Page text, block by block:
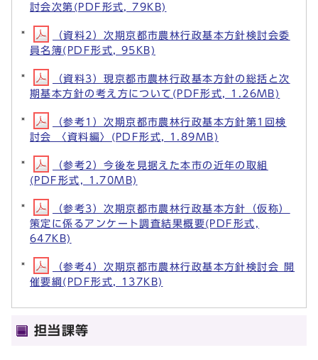
討会次第(PDF形式, 79KB)
（資料2）次期京都市農林行政基本方針検討会委
員名簿(PDF形式, 95KB)
（資料3）現京都市農林行政基本方針の総括と次
期基本方針の考え方について(PDF形式, 1.26MB)
（参考1）次期京都市農林行政基本方針第1回検
討会 〈資料編〉(PDF形式, 1.89MB)
（参考2）今後を見据えた本市の近年の取組
(PDF形式, 1.70MB)
（参考3）次期京都市農林行政基本方針（仮称）
策定に係るアンケート調査結果概要(PDF形式,
647KB)
（参考4）次期京都市農林行政基本方針検討会 開
催要綱(PDF形式, 137KB)
担当課等